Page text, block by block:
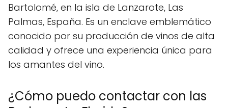
Bartolomé, en la isla de Lanzarote, Las
Palmas, España. Es un enclave emblemático
conocido por su producción de vinos de alta
calidad y ofrece una experiencia única para
los amantes del vino.
¿Cómo puedo contactar con las